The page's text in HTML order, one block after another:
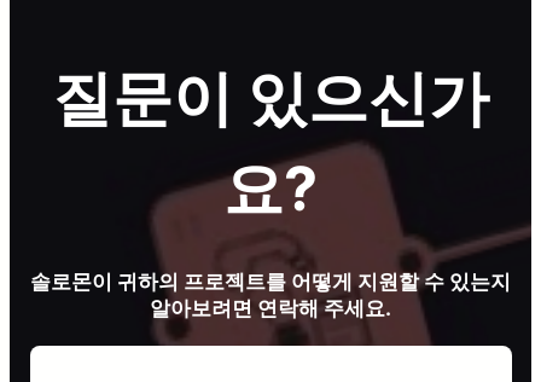
질문이 있으신가
요?
솔로몬이 귀하의 프로젝트를 어떻게 지원할 수 있는지
알아보려면 연락해 주세요.